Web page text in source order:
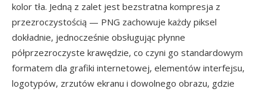
kolor tła. Jedną z zalet jest bezstratna kompresja z
przezroczystością — PNG zachowuje każdy piksel
dokładnie, jednocześnie obsługując płynne
półprzezroczyste krawędzie, co czyni go standardowym
formatem dla grafiki internetowej, elementów interfejsu,
logotypów, zrzutów ekranu i dowolnego obrazu, gdzie